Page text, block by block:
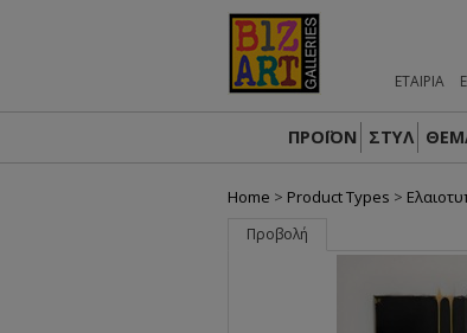
ΕΤΑΙΡΙΑ
ΠΡΟΪΟΝ ΣΤΥΛ
Home > Product Types >
Προβολή